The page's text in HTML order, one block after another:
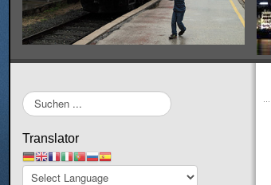
Suchen
...
Translator